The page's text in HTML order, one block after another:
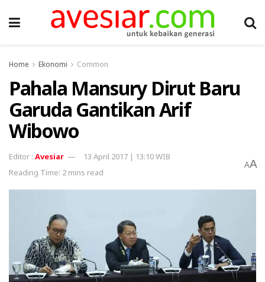
Home Ekonomi Common
Pahala Mansury Dirut Baru
Garuda Gantikan Arif
Wibowo
Avesiar
13 April 2017 | 13:10 WIB
Reading Time: 2 mins read
AA